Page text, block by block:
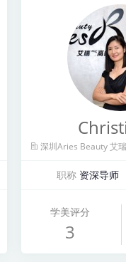
深圳Aries Beauty 艾
职称 资深导师
学美评分
3